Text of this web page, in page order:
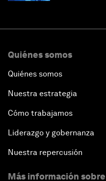
Quiénes somos
Quiénes somos
Nuestra estrategia
Cómo trabajamos
Liderazgo y gobernanza
Nuestra repercusión
Más información